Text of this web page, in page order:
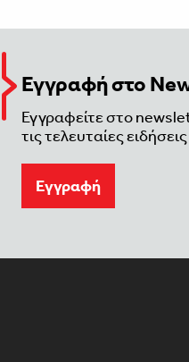
Εγγραφή στο
Εγγραφείτε στο
τις τελευταίες
Eγγραφή